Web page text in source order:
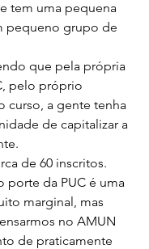
tem uma pequena
pequeno grupo de
que pela própria
pelo próprio
curso, a gente tenha
de capitalizar a
de 60 inscritos.
porte da PUC é uma
marginal, mas
no AMUN
de praticamente